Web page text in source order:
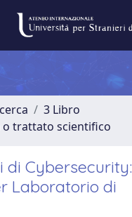
3 Libro
trattato scientifico
di Cybersecurity:
Laboratorio di